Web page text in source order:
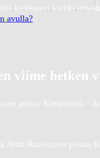
avulla?
kirkkaasti kaikki
viime hetken
poissa Kimpiseltä
Antti Ruuskasen